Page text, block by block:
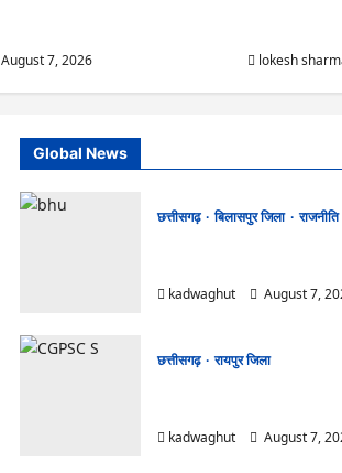
August 7, 2026
lokesh
Global News
छत्तीसगढ़ बिलासपुर जिला
राजनीति
kadwaghut
August 7,
छत्तीसगढ़
रायपुर जिला
kadwaghut
August 7,